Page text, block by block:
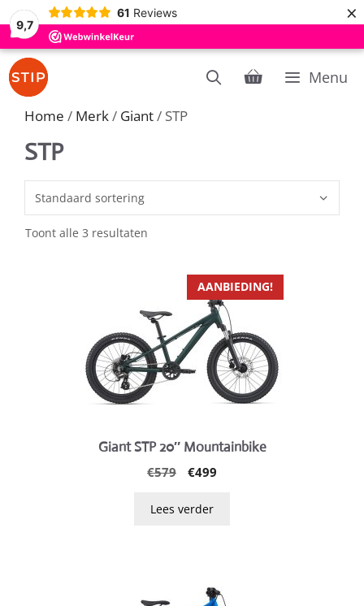
9,7
61 Reviews ×
Ga
naar
inhoud
Menu
Home / Merk/ Giant/ STP
STP
Toont alle 3 resultaten
AANBIEDING!
Giant STP 20″ Mountainbike
€579
Oorspronkelijke
was:
€499
Lees verder